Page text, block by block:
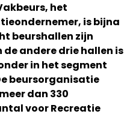
het
is bijna
beurshallen zijn
andere drie hallen is
in het segment
beursorganisatie
dan 330
voor Recreatie